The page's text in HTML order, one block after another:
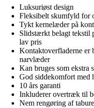
Luksuriøst design
Fleksibelt skumfyld for
Tykt kernelæder på
Slidstærkt belagt tekstil
lav pris
Kontaktoverfladerne er
narvlæder
Kan bruges som ekstra
God siddekomfort med
10 års garanti
Inkluderer overtræk til
Nem rengøring af